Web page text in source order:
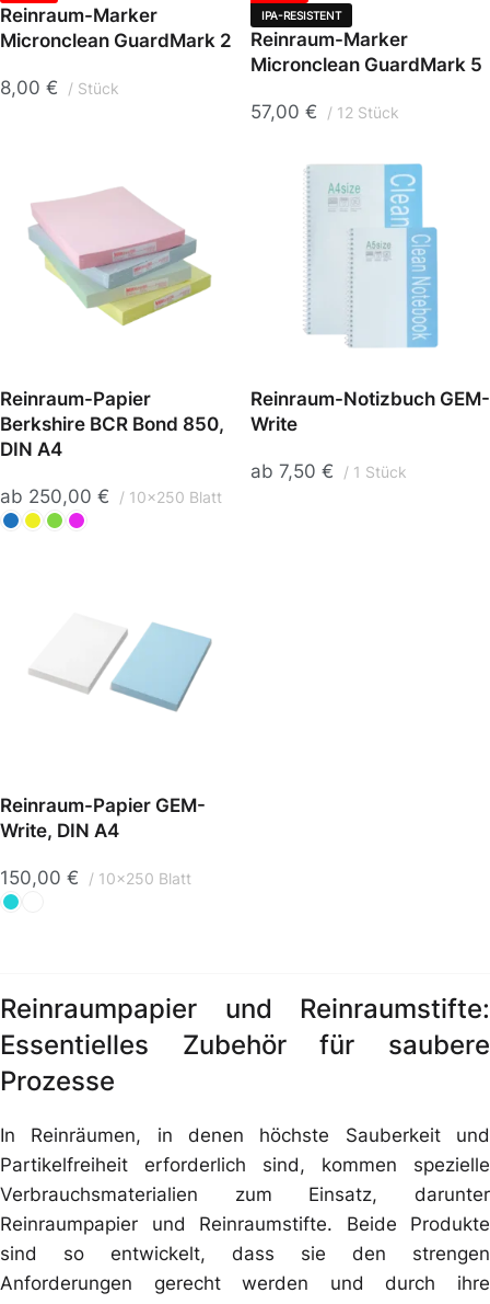
Reinraum-Marker
Micronclean GuardMark 2
8,00 € Stück
IPA-RESISTENT
Reinraum-Marker
Micronclean GuardMark 5
57,00 € 12 Stück
Reinraum-Papier
Berkshire BCR Bond 850,
DIN A4
ab 250,00 € 10x250 Blatt
Reinraum-Notizbuch GEM-
Write
ab 7,50 € 1 Stück
Reinraum-Papier GEM-
Write, DIN A4
150,00 € 10x250 Blatt
Reinraumpapier und Reinraumstifte:
Essentielles Zubehör für saubere
Prozesse
In Reinräumen, in denen höchste Sauberkeit und
Partikelfreiheit erforderlich sind, kommen spezielle
Verbrauchsmaterialien zum Einsatz, darunter
Reinraumpapier und Reinraumstifte. Beide Produkte
sind so entwickelt, dass sie den strengen
Anforderungen gerecht werden und durch ihre